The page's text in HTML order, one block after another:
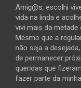
Amig@s, escolhi
vida na linda e
vivi mais da metade
Mesmo que a
não seja a
de permanecer
queridas que
fazer parte da